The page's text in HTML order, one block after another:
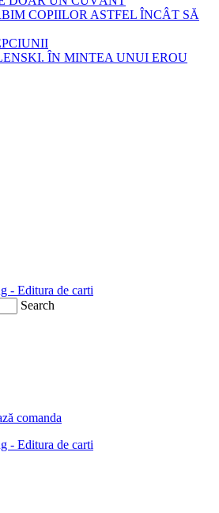
COPIILOR ASTFEL ÎNCÂT SĂ
ÎN MINTEA UNUI EROU
Search
comanda